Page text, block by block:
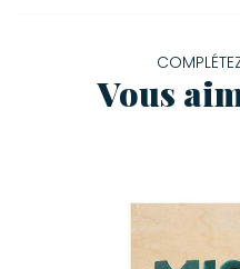
Vous